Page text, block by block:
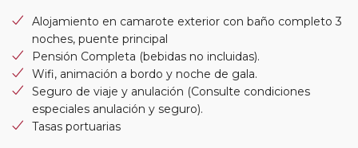
Alojamiento en camarote exterior con baño completo 3
noches, puente principal
Pensión Completa (bebidas no incluidas).
Wifi, animación a bordo y noche de gala.
Seguro de viaje y anulación (Consulte condiciones
especiales anulación y seguro).
Tasas portuarias